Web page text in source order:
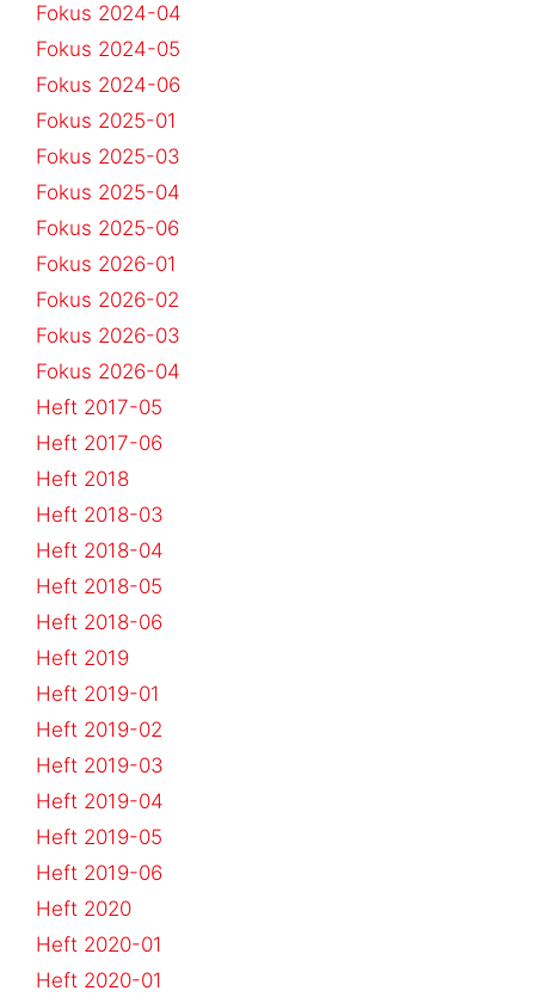
Fokus 2024-04
Fokus 2024-05
Fokus 2024-06
Fokus 2025-01
Fokus 2025-03
Fokus 2025-04
Fokus 2025-06
Fokus 2026-01
Fokus 2026-02
Fokus 2026-03
Fokus 2026-04
Heft 2017-05
Heft 2017-06
Heft 2018
Heft 2018-03
Heft 2018-04
Heft 2018-05
Heft 2018-06
Heft 2019
Heft 2019-01
Heft 2019-02
Heft 2019-03
Heft 2019-04
Heft 2019-05
Heft 2019-06
Heft 2020
Heft 2020-01
Heft 2020-01